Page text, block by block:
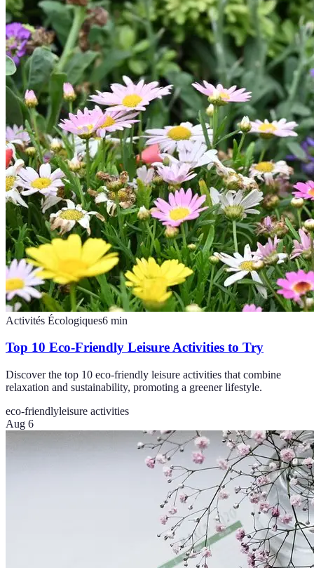
Activités Écologiques6 min
Top 10 Eco-Friendly Leisure Activities to Try
Discover the top 10 eco-friendly leisure activities that combine
relaxation and sustainability, promoting a greener lifestyle.
eco-friendlyleisure activities
Aug 6